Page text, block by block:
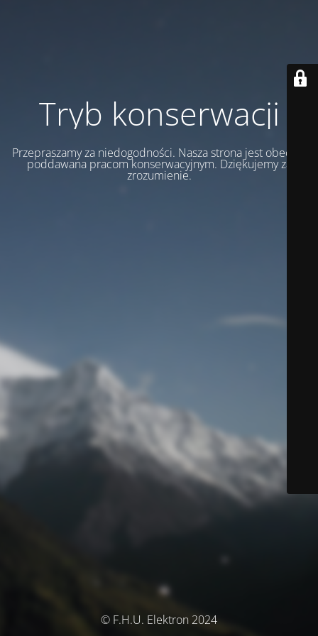
Tryb konserwacji
Przepraszamy za niedogodności. Nasza strona jest obecnie
poddawana pracom konserwacyjnym. Dziękujemy za
zrozumienie.
© F.H.U. Elektron 2024